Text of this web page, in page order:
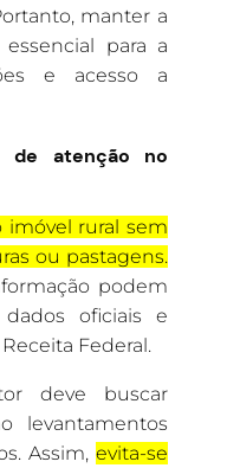
manter a
para a
e acesso a
de atenção no
imóvel rural sem
ou pastagens.
podem
oficiais e
Federal.
deve buscar
levantamentos
Assim, evita-se